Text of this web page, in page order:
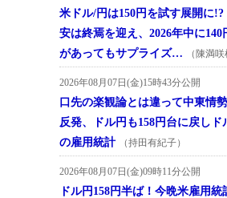
米ドル/円は150円を試す展開に!?
安は終焉を迎え、2026年中に140
があってもサプライズ…
（陳満咲
2026年08月07日(金)15時43分公開
口先の楽観論とは違って中東情
反発、ドル円も158円台に戻しド
の雇用統計
（持田有紀子）
2026年08月07日(金)09時11分公開
ドル円158円半ば！今晩米雇用